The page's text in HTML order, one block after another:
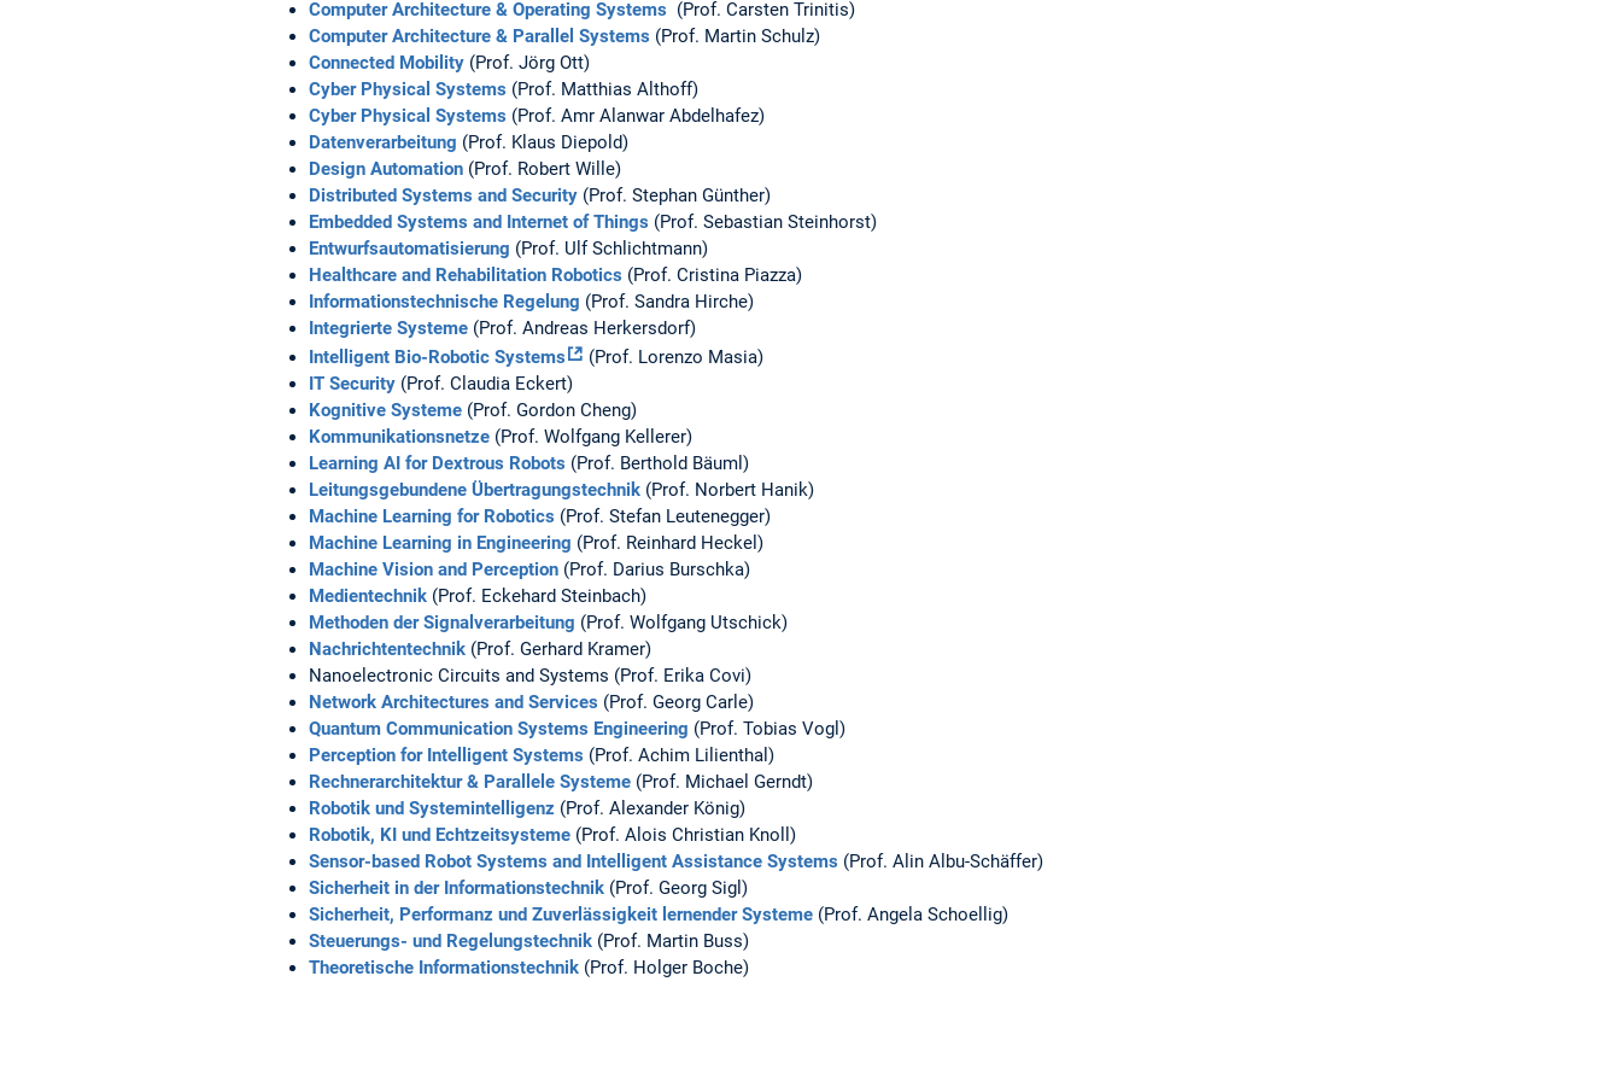
Computer Architecture & Operating Systems (Prof. Carsten Trinitis)
Computer Architecture & Parallel Systems (Prof. Martin Schulz)
Connected Mobility (Prof. Jörg Ott)
Cyber Physical Systems (Prof. Matthias Althoff)
Cyber Physical Systems (Prof. Amr Alanwar Abdelhafez)
Datenverarbeitung (Prof. Klaus Diepold)
Design Automation (Prof. Robert Wille)
Distributed Systems and Security (Prof. Stephan Günther)
Embedded Systems and Internet of Things (Prof. Sebastian Steinhorst)
Entwurfsautomatisierung (Prof. Ulf Schlichtmann)
Healthcare and Rehabilitation Robotics (Prof. Cristina Piazza)
Informationstechnische Regelung (Prof. Sandra Hirche)
Integrierte Systeme (Prof. Andreas Herkersdorf)
Intelligent Bio-Robotic Systems
(Prof. Lorenzo Masia)
IT Security (Prof. Claudia Eckert)
Kognitive Systeme (Prof. Gordon Cheng)
Kommunikationsnetze (Prof. Wolfgang Kellerer)
Learning AI for Dextrous Robots (Prof. Berthold Bäuml)
Leitungsgebundene Übertragungstechnik (Prof. Norbert Hanik)
Machine Learning for Robotics (Prof. Stefan Leutenegger)
Machine Learning in Engineering (Prof. Reinhard Heckel)
Machine Vision and Perception (Prof. Darius Burschka)
Medientechnik (Prof. Eckehard Steinbach)
Methoden der Signalverarbeitung (Prof. Wolfgang Utschick)
Nachrichtentechnik (Prof. Gerhard Kramer)
Nanoelectronic Circuits and Systems (Prof. Erika Covi)
Network Architectures and Services (Prof. Georg Carle)
Quantum Communication Systems Engineering (Prof. Tobias Vogl)
Perception for Intelligent Systems (Prof. Achim Lilienthal)
Rechnerarchitektur & Parallele Systeme (Prof. Michael Gerndt)
Robotik und Systemintelligenz (Prof. Alexander König)
Robotik, KI und Echtzeitsysteme (Prof. Alois Christian Knoll)
Sensor-based Robot Systems and Intelligent Assistance Systems (Prof. Alin Albu-Schäffer)
Sicherheit in der Informationstechnik (Prof. Georg Sigl)
Sicherheit, Performanz und Zuverlässigkeit lernender Systeme (Prof. Angela Schoellig)
Steuerungs- und Regelungstechnik (Prof. Martin Buss)
Theoretische Informationstechnik (Prof. Holger Boche)